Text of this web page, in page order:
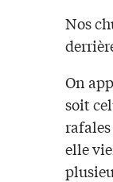
Nos
On
soit
elle